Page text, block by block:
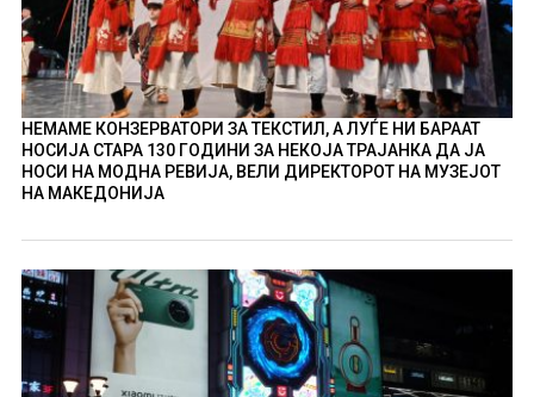
НЕМАМЕ КОНЗЕРВАТОРИ ЗА ТЕКСТИЛ, А ЛУЃЕ НИ БАРААТ
НОСИЈА СТАРА 130 ГОДИНИ ЗА НЕКОЈА ТРАЈАНКА ДА ЈА
НОСИ НА МОДНА РЕВИЈА, ВЕЛИ ДИРЕКТОРОТ НА МУЗЕЈОТ
НА МАКЕДОНИЈА